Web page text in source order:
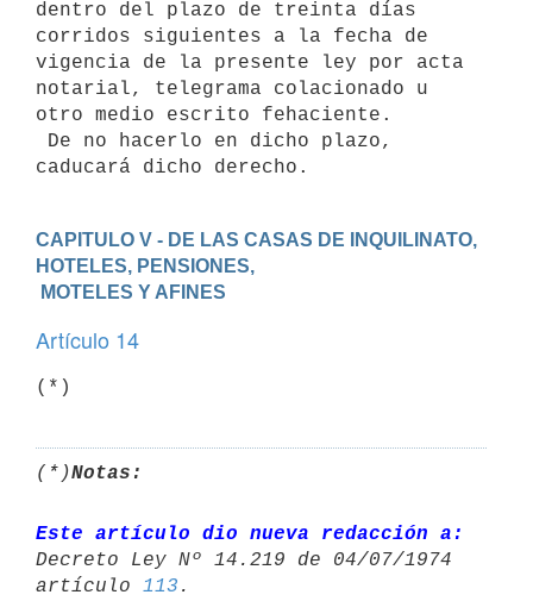
dentro del plazo de treinta días
corridos siguientes a la fecha de
vigencia de la presente ley por acta
notarial, telegrama colacionado u
otro medio escrito fehaciente.
CAPITULO V - DE LAS CASAS DE INQUILINATO,
HOTELES, PENSIONES,
MOTELES Y AFINES
Artículo 14
(*)
(*)Notas:
Este artículo dio nueva redacción a:
Decreto Ley Nº 14.219 de 04/07/1974
artículo 113